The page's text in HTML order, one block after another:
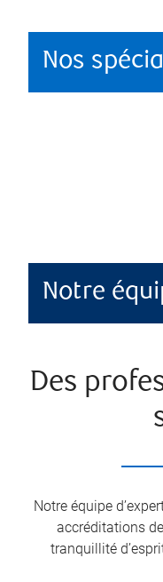
Nos
Notre
Des
Notre équipe
accréditations
tranquillité